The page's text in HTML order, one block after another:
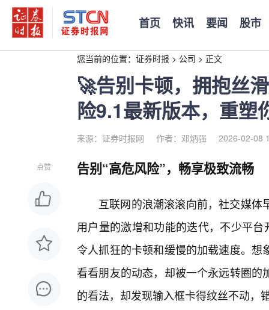
首页 快讯 要闻 股市
您当前的位置： 证券时报 > 公司 > 正文
🚀告别卡顿，拥抱丝
险9.1最新版本，重塑
来源：证券时报网 作者：邓炳强 2026-02-08
点赞 告别“高危风险”，畅享极致流畅
互联网的浪潮滚滚向前，社交媒
用户量的激增和功能的迭代，不少平
令人抓狂的卡顿和缓慢的加载速度。
看看朋友的动态，却被一个永远转圈
的看法，却发现输入框卡得纹丝不动，